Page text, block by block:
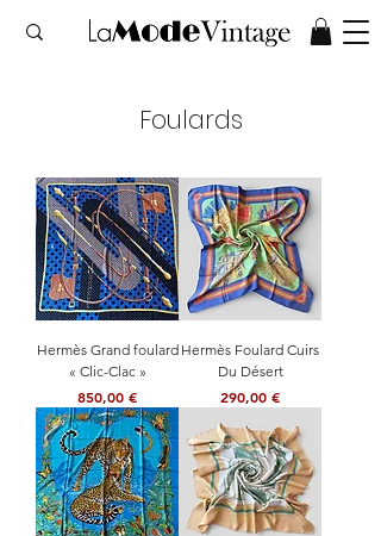
Foulards
Hermès Grand foulard
« Clic-Clac »
Prix
850,00 €
Hermès Foulard Cuirs
Du Désert
Prix
290,00 €